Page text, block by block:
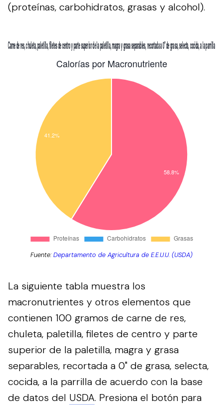
(proteínas, carbohidratos, grasas y alcohol).
Fuente:Departamento de Agricultura de E.E.U.U. (USDA)
La siguiente tabla muestra los
macronutrientes y otros elementos que
contienen 100 gramos de carne de res,
chuleta, paletilla, filetes de centro y parte
superior de la paletilla, magra y grasa
separables, recortada a 0" de grasa, selecta,
cocida, a la parrilla de acuerdo con la base
de datos del USDA. Presiona el botón para